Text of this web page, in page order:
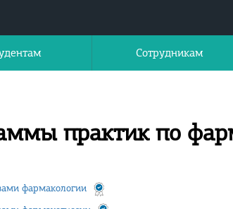
Сотрудникам
практик по
фармакологии